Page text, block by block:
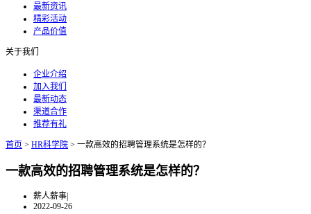
最新资讯
精彩活动
产品价值
关于我们
企业介绍
加入我们
最新动态
渠道合作
推荐有礼
首页 > HR科学院 > 一款高效的招聘管理系统是怎样的？
一款高效的招聘管理系统是怎样的？
薪人薪事|
2022-09-26